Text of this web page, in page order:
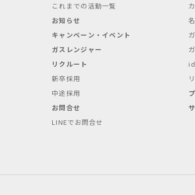
これまでの活動一覧
お知らせ
キャンペーン・イベント
ガスレンジャー
リクルート
新卒採用
中途採用
お問合せ
LINEでお問合せ